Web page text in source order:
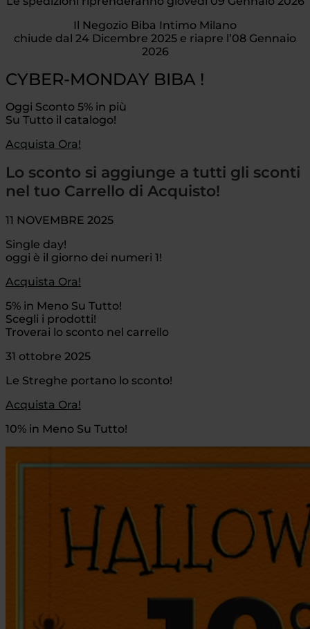
Il Negozio Biba Intimo Milano
chiude dal 24 Dicembre 2025 e riapre l’08 Gennaio
2026
CYBER-MONDAY BIBA !
Oggi Sconto 5% in più
Su Tutto il catalogo!
Acquista Ora!
Lo sconto si aggiunge a tutti gli sconti
nel tuo Carrello di Acquisto!
11 NOVEMBRE 2025
Single day!
oggi è il giorno dei numeri 1!
Acquista Ora!
5% in Meno Su Tutto!
Scegli i prodotti!
Troverai lo sconto nel carrello
31 ottobre 2025
Le Streghe portano lo sconto!
Acquista Ora!
10% in Meno Su Tutto!